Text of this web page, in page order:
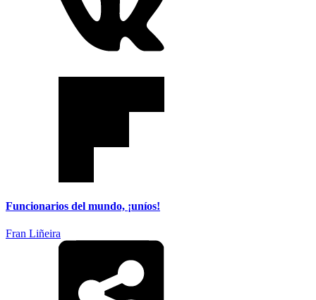
Funcionarios del mundo, ¡uníos!
Fran Liñeira